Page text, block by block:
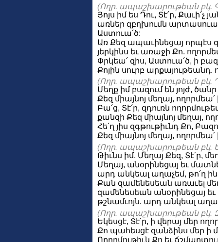
(Ողր. ապաշխարութեան բկ.
Յոյս իմ ես Դու, Տէ՛ր, Քաւի՛չ
առներ զբղխումն
Աստուա՛ծ:
Առ Քեզ ապաւինեցայ որպէս
յերկինս եւ առաջի Քո.
Փրկեա՛ զիս, Աստուա՛ծ, ի
Քոյին սուրբ արքայութեանդ.
(Ողր. ապաշխարութեան բկ.
Մեղք իմ բազում են յոյժ,
Քեզ միայնոյ մեղայ,
Բա՛ց, Տէ՛ր, զդուռն
քանզի Քեզ միայնոյ մեղայ,
Հե՛ղ յիս զգթութիւնդ Քո,
Քեզ միայնոյ մեղայ,
(Ողր. ապաշխարութեան բկ.
Թիւնս իմ. Մեղայ Քեզ, Տէ՛ր,
Մեղայ, անօրինեցայ եւ
արդ անկեալ աղաչեմ, թո՛ղ
Քան զամենեսեան առաւել
զամենեսեան անօրինեցայ
թշնամւոյն. արդ անկեալ
(Ողր. ապաշխարութեան բկ.
Եկեսցէ, Տէ՛ր, ի վերայ մեր
Քո պահեսցէ զանձինս մեր ի
Ողորմութիւն Քո եւ